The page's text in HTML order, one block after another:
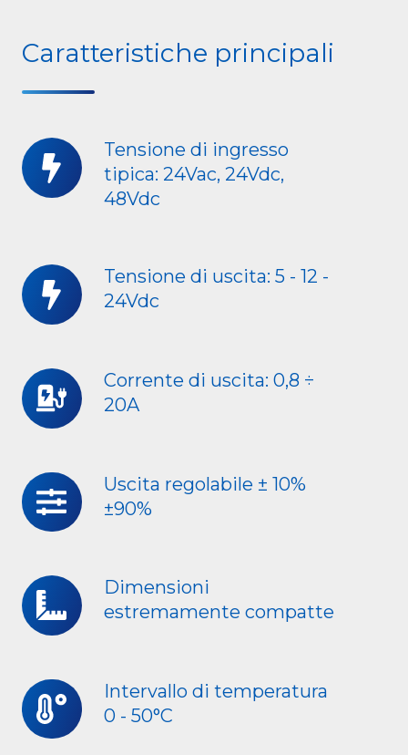
Caratteristiche principali
Tensione di ingresso
tipica: 24Vac, 24Vdc,
48Vdc
Tensione
di
ingresso
24Vdc,
48Vdc
Tensione di uscita: 5 - 12 -
24Vdc
Tensione
di
uscita:
-
12
Corrente di uscita: 0,8 ÷
20A
Corrente
di
uscita:
÷
20A
Uscita regolabile ± 10%
±90%
Uscita
regolabile
±90%
Dimensioni
estremamente compatte
Dimensioni
estremamente
compatte
Intervallo di temperatura
0 - 50°C
Intervallo
di
temperatura